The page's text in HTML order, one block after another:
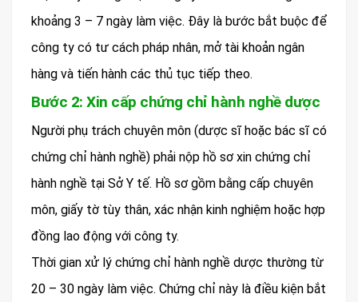
khoảng 3 – 7 ngày làm việc. Đây là bước bắt buộc để
công ty có tư cách pháp nhân, mở tài khoản ngân
hàng và tiến hành các thủ tục tiếp theo.
Bước 2: Xin cấp chứng chỉ hành nghề dược
Người phụ trách chuyên môn (dược sĩ hoặc bác sĩ có
chứng chỉ hành nghề) phải nộp hồ sơ xin chứng chỉ
hành nghề tại Sở Y tế. Hồ sơ gồm bằng cấp chuyên
môn, giấy tờ tùy thân, xác nhận kinh nghiệm hoặc hợp
đồng lao động với công ty.
Thời gian xử lý chứng chỉ hành nghề dược thường từ
20 – 30 ngày làm việc. Chứng chỉ này là điều kiện bắt